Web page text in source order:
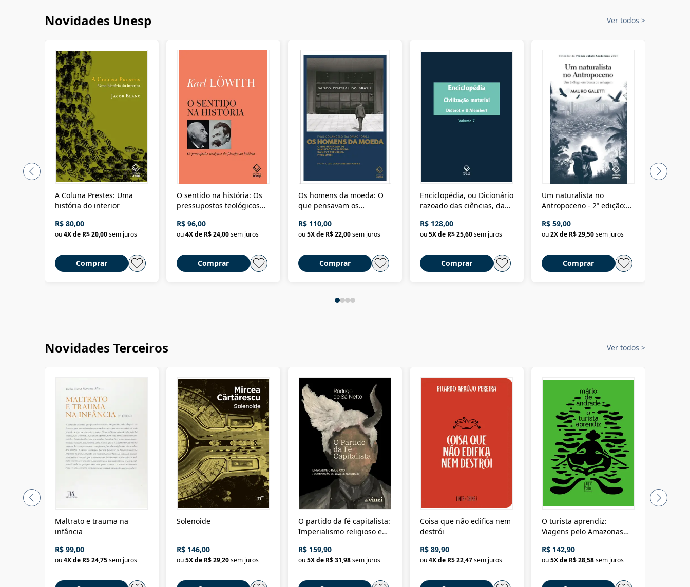
Novidades Unesp Ver todos >
A Coluna Prestes: Uma
história do interior
R$ 80,00
ou4X de R$ 20,00sem juros
Comprar
O sentido na história: Os
pressupostos teológicos
R$ 96,00
ou4X de R$ 24,00sem juros
Comprar
Os homens da moeda: O
que pensavam os
Nova República (1985-
2018)
R$ 110,00
ou5X de R$ 22,00sem juros
Comprar
Enciclopédia, ou Dicionário
razoado das ciências, das
Civilização material
R$ 128,00
ou5X de R$ 25,60sem juros
Comprar
Um naturalista no
Antropoceno - 2ª edição:
selvagem
R$ 59,00
ou2X de R$ 29,50sem juros
Comprar
Novidades Terceiros Ver todos >
Maltrato e trauma na
infância
R$ 99,00
ou4X de R$ 24,75sem juros
Solenoide
R$ 146,00
ou5X de R$ 29,20sem juros
O partido da fé capitalista:
Imperialismo religioso e
Brasil
R$ 159,90
ou5X de R$ 31,98sem juros
Coisa que não edifica nem
destrói
R$ 89,90
ou4X de R$ 22,47sem juros
O turista aprendiz:
Viagens pelo Amazonas
até a Bolívia e por Marajó
até dizer chega
R$ 142,90
ou5X de R$ 28,58sem juros